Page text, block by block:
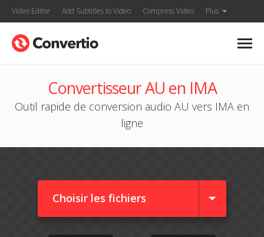
Video Editor Add Subtitles to Video Compress Video Plus
Convertisseur AU en IMA
Outil rapide de conversion audio AU vers IMA en
ligne
Choisir les fichiers